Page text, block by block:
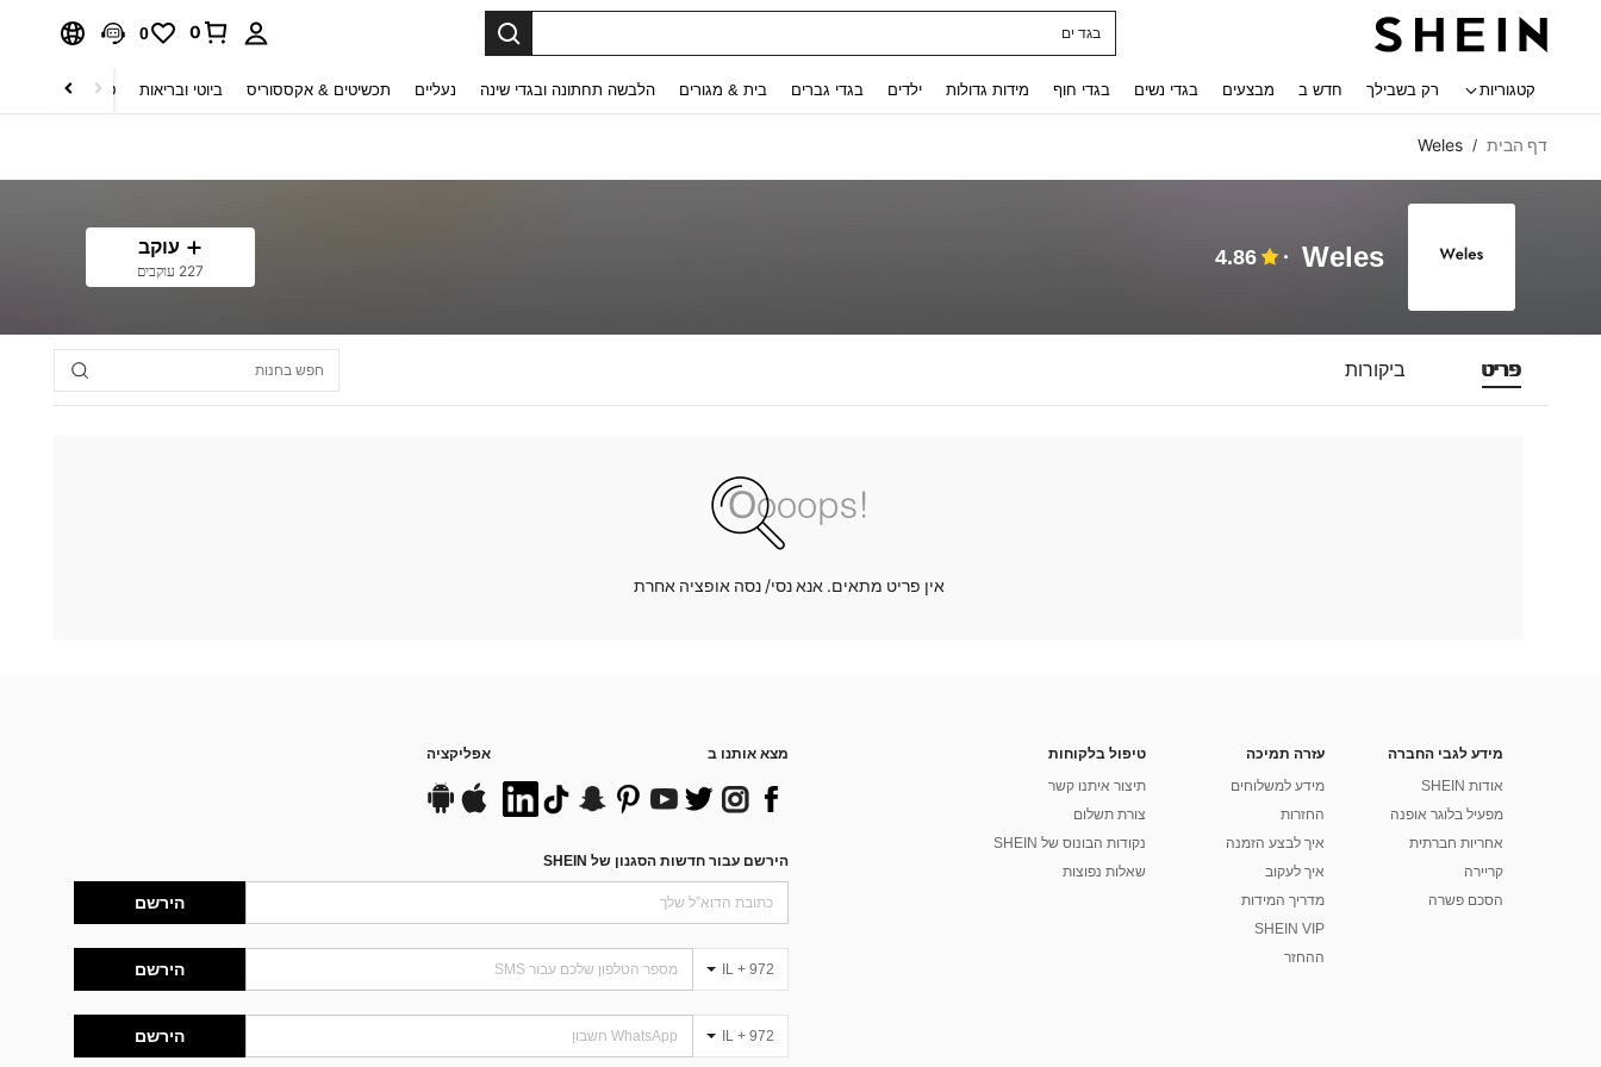
בגד ים
0
0
קטגוריות רק בשבילך חדש ב מבצעים בגדי נשים בגדי חוף מידות גדולות ילדים בגדי גברים בית & מגורים הלבשה תחתונה ובגדי שינה נעליים תכשיטים & אקססוריס ביוטי ובריאות טקסטיל לבית
דף הבית /
Weles
Weles
4.86 עוקב
227 עוקבים
פריט ביקורות
אין פריט מתאים. אנא נסי/ נסה אופציה אחרת
מידע לגבי החברה
אודות SHEIN
מפעיל בלוגר אופנה
אחריות חברתית
קריירה
הסכם פשרה
עזרה תמיכה
מידע למשלוחים
החזרות
איך לבצע הזמנה
איך לעקוב
מדריך המידות
SHEIN VIP
ההחזר
טיפול בלקוחות
תיצור איתנו קשר
צורת תשלום
נקודות הבונוס של SHEIN
שאלות נפוצות
מצא אותנו ב אפליקציה
הירשם עבור חדשות הסגנון של SHEIN
הירשם
IL + 972 הירשם
IL + 972 הירשם